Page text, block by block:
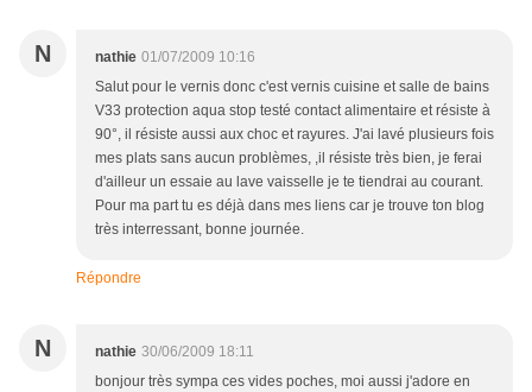
N nathie 01/07/2009 10:16
Salut pour le vernis donc c'est vernis cuisine et salle de bains
V33 protection aqua stop testé contact alimentaire et résiste à
90°, il résiste aussi aux choc et rayures. J'ai lavé plusieurs fois
mes plats sans aucun problèmes, ,il résiste très bien, je ferai
d'ailleur un essaie au lave vaisselle je te tiendrai au courant.
Pour ma part tu es déjà dans mes liens car je trouve ton blog
très interressant, bonne journée.
Répondre
N nathie 30/06/2009 18:11
bonjour très sympa ces vides poches, moi aussi j'adore en